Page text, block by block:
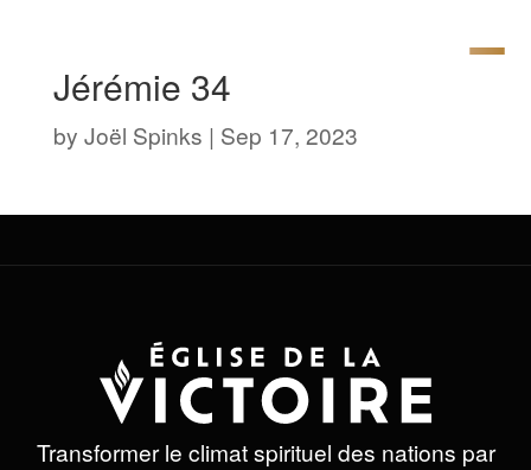
Jérémie 34
by Joël Spinks | Sep 17, 2023
Transformer le climat spirituel des nations par